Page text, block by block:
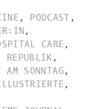
, PODCAST ,
,
CARE ,
REPUBLIK ,
AM SONNTAG,
,